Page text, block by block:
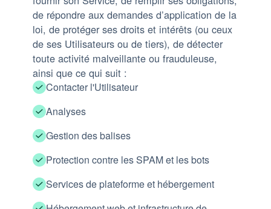
de répondre aux demandes d’application de la
loi, de protéger ses droits et intérêts (ou ceux
de ses Utilisateurs ou de tiers), de détecter
toute activité malveillante ou frauduleuse,
ainsi que ce qui suit :
Contacter l'Utilisateur
Analyses
Gestion des balises
Protection contre les SPAM et les bots
Services de plateforme et hébergement